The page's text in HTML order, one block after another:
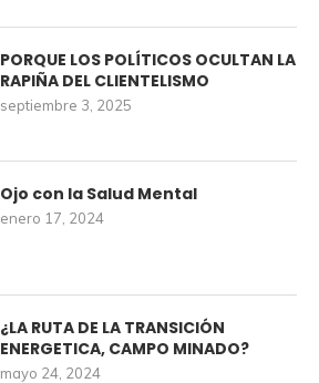
PORQUE LOS POLÍTICOS OCULTAN LA
RAPIÑA DEL CLIENTELISMO
septiembre 3, 2025
Ojo con la Salud Mental
enero 17, 2024
¿LA RUTA DE LA TRANSICIÓN
ENERGETICA, CAMPO MINADO?
mayo 24, 2024